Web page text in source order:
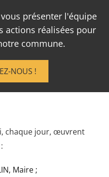
présenter l'équipe
actions réalisées pour
commune.
NOUS !
chaque jour, œuvrent
Maire ;